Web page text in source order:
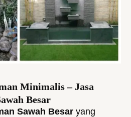
Minimalis – Jasa
Besar
Sawah Besar yang